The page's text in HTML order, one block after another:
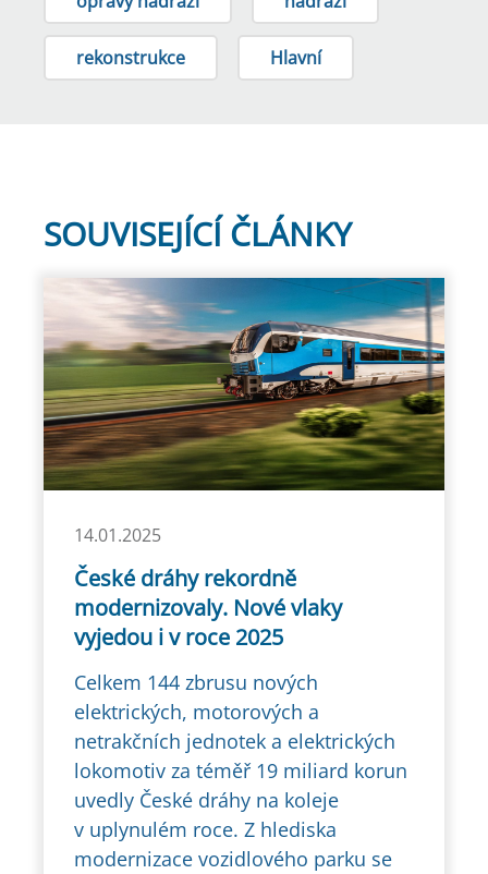
rekonstrukce Hlavní
SOUVISEJÍCÍ ČLÁNKY
14.01.2025
České dráhy rekordně
modernizovaly. Nové vlaky
vyjedou i v roce 2025
Celkem 144 zbrusu nových
elektrických, motorových a
netrakčních jednotek a elektrických
lokomotiv za téměř 19 miliard korun
uvedly České dráhy na koleje
v uplynulém roce. Z hlediska
modernizace vozidlového parku se